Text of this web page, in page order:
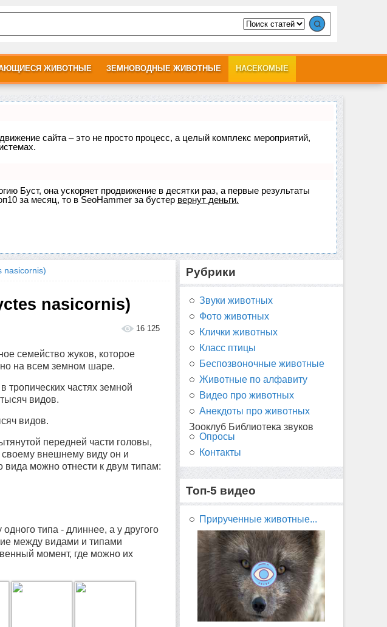
ЖИВОТНЫЕ ЗЕМНОВОДНЫЕ ЖИВОТНЫЕ НАСЕКОМЫЕ
сайта – это не просто процесс, а целый комплекс мероприятий,
Буст, она ускоряет продвижение в десятки раз, а первые результаты
за месяц, то в SeoHammer за бустер вернут деньги.
nasicornis)
nasicornis)
16 125
семейство жуков, которое
на всем земном шаре.
тропических частях земной
видов.
видов.
передней части головы,
своему внешнему виду он и
вида можно отнести к двум типам:
типа - длиннее, а у другого
между видами и типами
момент, где можно их
Рубрики
Звуки животных
Фото животных
Клички животных
Класс птицы
Беспозвоночные животные
Животные по алфавиту
Видео про животных
Анекдоты про животных
Зооклуб Библиотека звуков
Опросы
Контакты
Топ-5 видео
Прирученные животные...